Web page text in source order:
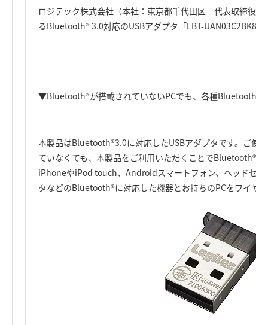
ロジテック株式会社（本社：東京都千代田区 代表取締役
るBluetooth® 3.0対応のUSBアダプタ「LBT-UAN03C2BK8
▼Bluetooth®が搭載されていないPCでも、各種Bluetooth®
本製品はBluetooth®3.0に対応したUSBアダプタです。ご使
ていなくても、本製品をご利用いただくことでBluetooth®
iPhoneやiPod touch、Androidスマートフォン、ヘッドセッ
タなどのBluetooth®に対応した機器とお持ちのPCをワイヤ